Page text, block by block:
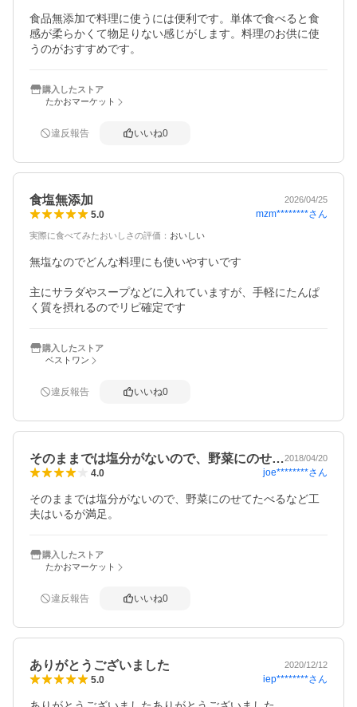
食品無添加で料理に使うには便利です。単体で食べると食
感が柔らかくて物足りない感じがします。料理のお供に使
うのがおすすめです。
購入したストア
たかおマーケット
違反報告 いいね0
食塩無添加 2026/04/25
5.0 mzm********さん
実際に食べてみたおいしさの評価 ： おいしい
無塩なのでどんな料理にも使いやすいです
主にサラダやスープなどに入れていますが、手軽にたんぱ
く質を摂れるのでリピ確定です
購入したストア
ベストワン
違反報告 いいね0
そのままでは塩分がないので、野菜にのせ…2018/04/20
4.0 joe********さん
そのままでは塩分がないので、野菜にのせてたべるなど工
夫はいるが満足。
購入したストア
たかおマーケット
違反報告 いいね0
ありがとうございました 2020/12/12
5.0 iep********さん